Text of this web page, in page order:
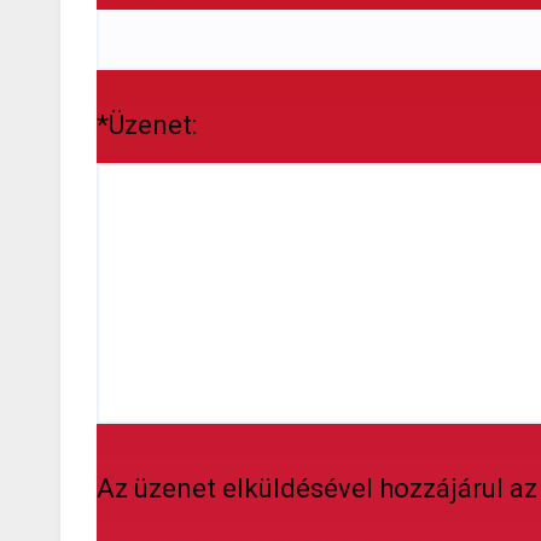
*Üzenet:
Az üzenet elküldésével hozzájárul